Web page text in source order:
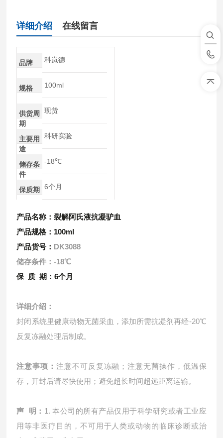
详细介绍 在线留言
品牌 科岚德
规格 100ml
供货周
期
现货
主要用
途
科研实验
储存条
件
-18℃
保质期 6个月
产品名称：裂解阿氏液抗凝驴血
产品规格：100ml
产品货号： DK3088
储存条件：-18℃
保 质 期：6个月
详细介绍：
封闭系统里健康动物无菌采血，添加所需抗凝剂再经-20℃
反复冻融处理后制成。
注意事项：注意不可反复冻融；注意无菌操作，低温保
存，开封后请尽快使用；避免超长时间超远距离运输。
声 明： 1. 本公司的所有产品仅用于科学研究或者工业应
用等非医疗目的，不可用于人类或动物的临床诊断或治